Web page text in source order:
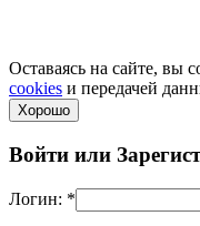
Оставаясь на сайте, вы
cookies и передачей
Хорошо
Войти или
Логин: *